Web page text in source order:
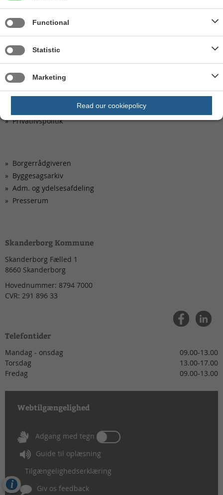
Du kan også ringe
Telefon 2055 8340
Kom hurtigt til
Ledige stillinger
Aktuelle høringer og afgørelser
Privatlivspolitik
Borgerrådgiveren
Byggesagsarkiv
Adm. og ydelsesafdeling
Presserum
Skanderborg Kommune
Skanderborg Fælled 1
8660 Skanderborg
Hovednummer: 8794 7000
CVR: 291 896 33
Telefontider
Mandag - onsdag
09.00-13.00
Torsdag
13.00-17.00
Fredag
09.00-13.00
Webtilgængelighed
Adgang med tegn Tænd
eller
sluk
for
Adgang
Guide til oplæsning
Tilgængelighedserklæring
Giv os feedback
Cookies
Functional
Statistic
Marketing
Read our cookiepolicy